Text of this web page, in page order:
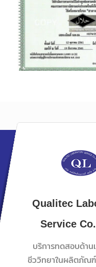
Qualitec
Service
บริการทดสอบด้าน
ชีววิทยาในผลิตภัณฑ์